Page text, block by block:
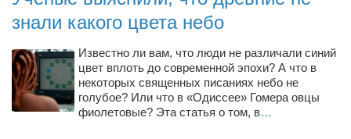
Надія Белокур
Леонтий Костур
Римма Миленкова
Ирина Проценко
знали какого цвета небо
Известно ли вам, что люди не различали синий
цвет вплоть до современной эпохи? А что в
некоторых священных писаниях небо не
голубое? Или что в «Одиссее» Гомера овцы
фиолетовые? Эта статья о том, в…